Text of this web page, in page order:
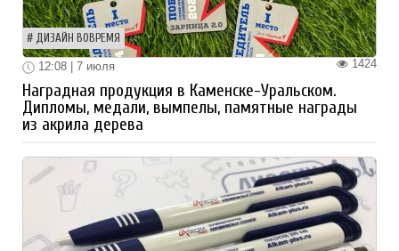
ДИЗАЙН ВОВРЕМЯ
1424
12:08 | 7 июля
Наградная продукция в Каменске-Уральском.
Дипломы, медали, вымпелы, памятные награды
из акрила дерева